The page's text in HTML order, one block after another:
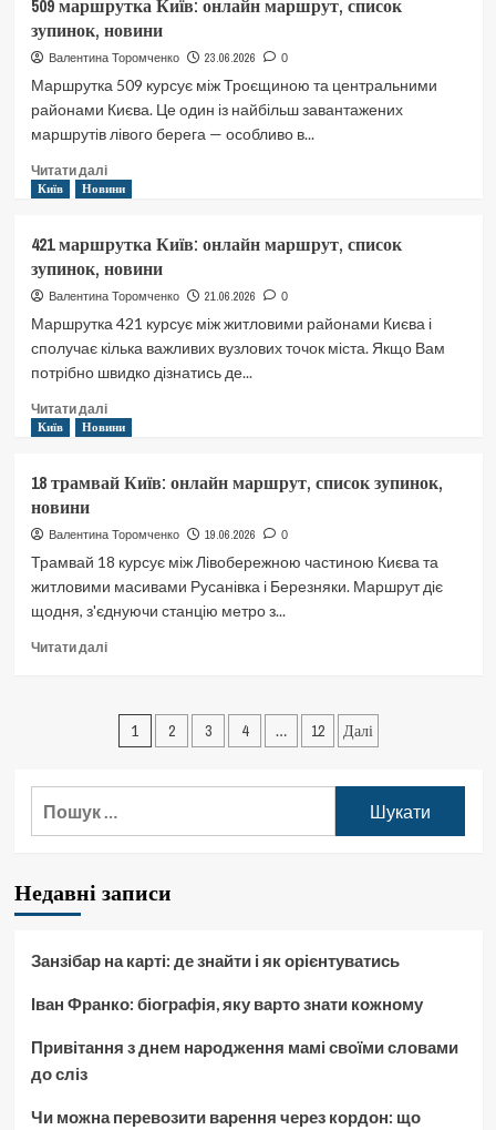
Київ:
онлайн
маршрут,
список
зупинок,
новини
509 маршрутка Київ: онлайн маршрут, список
зупинок, новини
Валентина Торомченко 23.06.2026 0
Маршрутка 509 курсує між Троєщиною та центральними
районами Києва. Це один із найбільш завантажених
маршрутів лівого берега — особливо в...
Читати даліДокладніше
про
Київ:
онлайн
маршрут,
список
зупинок,
новини
Київ Новини
421 маршрутка Київ: онлайн маршрут, список
зупинок, новини
Валентина Торомченко 21.06.2026 0
Маршрутка 421 курсує між житловими районами Києва і
сполучає кілька важливих вузлових точок міста. Якщо Вам
потрібно швидко дізнатись де...
Читати даліДокладніше
про
Київ:
маршрут,
список
зупинок,
новини
Київ Новини
18 трамвай Київ: онлайн маршрут, список зупинок,
новини
Валентина Торомченко 19.06.2026 0
Трамвай 18 курсує між Лівобережною частиною Києва та
житловими масивами Русанівка і Березняки. Маршрут діє
щодня, з'єднуючи станцію метро з...
Читати даліДокладніше
Київ:
онлайн
список
зупинок,
новини
Пагінація
1 2 3 4 … 12 Далі
Недавні записи
Занзібар на карті: де знайти і як орієнтуватись
Іван Франко: біографія, яку варто знати кожному
Привітання з днем народження мамі своїми словами
до сліз
Чи можна перевозити варення через кордон: що